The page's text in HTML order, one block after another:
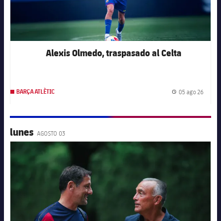
Servicios Médicos
Accesibilidad
Instalaciones
Alexis Olmedo, traspasado al Celta
BARÇA ATLÈTIC Fecha
05 ago 26
lunes AGOSTO 03
FC Barcelona club badge